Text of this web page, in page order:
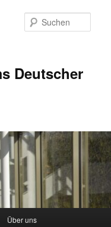
Deutscher
Über uns